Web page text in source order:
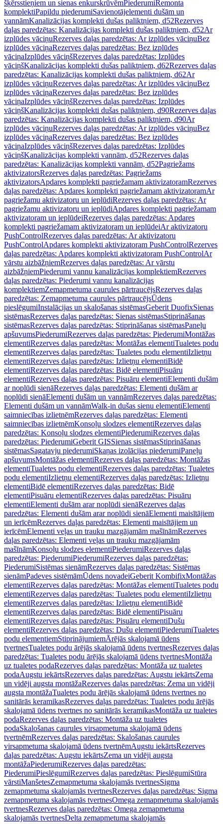
šķērsstieņiem un sienas enkurskrūvēmPiederumiRemonta
komplektiPapildu piederumiSavienotājelementi dušām un
vannāmKanalizācijas komplekti dušas paliktņiem, d52Rezerves
daļas paredzētas: Kanalizācijas komplekti dušas paliktņiem, d52Ar
izplūdes vāciņuRezerves daļas paredzētas: Ar izplūdes vāciņuBez
izplūdes vāciņaRezerves daļas paredzētas: Bez izplūdes
vāciņaIzplūdes vāciņšRezerves daļas paredzētas: Izplūdes
vāciņšKanalizācijas komplekti dušas paliktņiem, d62Rezerves daļas
paredzētas: Kanalizācijas komplekti dušas paliktņiem, d62Ar
izplūdes vāciņuRezerves daļas paredzētas: Ar izplūdes vāciņuBez
izplūdes vāciņaRezerves daļas paredzētas: Bez izplūdes
vāciņaIzplūdes vāciņšRezerves daļas paredzētas: Izplūdes
vāciņšKanalizācijas komplekti dušas paliktņiem, d90Rezerves daļas
paredzētas: Kanalizācijas komplekti dušas paliktņiem, d90Ar
izplūdes vāciņuRezerves daļas paredzētas: Ar izplūdes vāciņuBez
izplūdes vāciņaRezerves daļas paredzētas: Bez izplūdes
vāciņaIzplūdes vāciņšRezerves daļas paredzētas: Izplūdes
vāciņšKanalizācijas komplekti vannām, d52Rezerves daļas
paredzētas: Kanalizācijas komplekti vannām, d52Pagriežams
aktivizatorsRezerves daļas paredzētas: Pagriežams
aktivizatorsApdares komplekti pagriežamam aktivizatoramRezerves
daļas paredzētas: Apdares komplekti pagriežamam aktivizatoramAr
pagriežamu aktivizatoru un ieplūdiRezerves daļas paredzētas: Ar
pagriežamu aktivizatoru un ieplūdiApdares komplekti pagriežamam
aktivizatoram un ieplūdeiRezerves daļas paredzētas: Apdares
komplekti pagriežamam aktivizatoram un ieplūdeiAr aktivizatoru
PushControlRezerves daļas paredzētas: Ar aktivizatoru
PushControlApdares komplekti aktivizatoram PushControlRezerves
daļas paredzētas: Apdares komplekti aktivizatoram PushControlAr
vārstu aizbāžņiemRezerves daļas paredzētas: Ar vārstu
aizbāžņiemPiederumi vannu kanalizācijas komplektiemRezerves
daļas paredzētas: Piederumi vannu kanalizācijas
komplektiemZemapmetuma caurules pārtraucējsRezerves daļas
paredzētas: Zemapmetuma caurules pārtraucējsŪdens
pieslēgumiInstalācijas un skalošanas sistēmasGeberit DuofixSienas
sistēmasRezerves daļas paredzētas: Sienas sistēmasStiprināšanas
sistēmasRezerves daļas paredzētas: Stiprināšanas sistēmasPaneļu
apšuvumsPiederumiRezerves daļas paredzētas: PiederumiMontāžas
elementiRezerves daļas paredzētas: Montāžas elementiTualetes podu
elementiRezerves daļas paredzētas: Tualetes podu elementiIzlietņu
elementiRezerves daļas paredzētas: Izlietņu elementiBidē
elementiRezerves daļas paredzētas: Bidē elementiPisuāru
elementiRezerves daļas paredzētas: Pisuāru elementiElementi dušām
ar noplūdi sienāRezerves daļas paredzētas: Elementi dušām ar
noplūdi sienāElementi dušām un vannāmRezerves daļas paredzētas:
Elementi dušām un vannāmWalk-in dušas sienu elementiElementi
saimniecības izlietnēmRezerves daļas paredzētas: Elementi
saimniecības izlietnēmKonsoļu slodzes elementiRezerves daļas
paredzētas: Konsoļu slodzes elementiPiederumiRezerves daļas
paredzētas: PiederumiGeberit GISSienas sistēmasStiprināšanas
sistēmasSagatavju piederumiSkaņas izolācijas piederumiPaneļu
apšuvumsMontāžas elementiRezerves daļas paredzētas: Montāžas
elementiTualetes podu elementiRezerves daļas paredzētas: Tualetes
podu elementiIzlietņu elementiRezerves daļas paredzētas: Izlietņu
elementiBidē elementiRezerves daļas paredzētas: Bidē
elementiPisuāru elementiRezerves daļas paredzētas: Pisuāru
elementiElementi dušām arar noplūdi sienāRezerves daļas
paredzētas: Elementi dušām arar noplūdi sienāElementi maisītājiem
un ierīcēmRezerves daļas paredzētas: Elementi maisītājiem un
ierīcēmElementi veļas un trauku mazgājamām mašīnāmRezerves
daļas paredzētas: Elementi veļas un trauku mazgājamām
mašīnāmKonsoļu slodzes elementiPiederumiRezerves daļas
paredzētas: PiederumiPiederumiRezerves daļas paredzētas:
PiederumiSistēmas sienāmRezerves daļas paredzētas: Sistēmas
sienāmPadeves sistēmāmŪdens novadeiGeberit KombifixMontāžas
elementiRezerves daļas paredzētas: Montāžas elementiTualetes podu
elementiRezerves daļas paredzētas: Tualetes podu elementiIzlietņu
elementiRezerves daļas paredzētas: Izlietņu elementiBidē
elementiRezerves daļas paredzētas: Bidē elementiPisuāru
elementiRezerves daļas paredzētas: Pisuāru elementiDušu
elementiRezerves daļas paredzētas: Dušu elementiPiederumiTualetes
podu elementiemStiprinājumiemĀrējās skalojamā ūdens
tvertnesTualetes podu ārējās skalojamā ūdens tvertnesRezerves daļas
paredzētas: Tualetes podu ārējās skalojamā ūdens tvertnesMontāža
uz tualetes podaRezerves daļas paredzētas: Montāža uz tualetes
podaAugstu iekārtsRezerves daļas paredzētas: Augstu iekārtsZema
un vidēji augsta montāžaRezerves daļas paredzētas: Zema un vidēji
augsta montāžaTualetes podu ārējās skalojamā ūdens tvertnes no
sanitārās keramikasRezerves daļas paredzētas: Tualetes podu ārējās
skalojamā ūdens tvertnes no sanitārās keramikasMontāža uz tualetes
podaRezerves daļas paredzētas: Montāža uz tualetes
podaSkalošanas caurules virsapmetuma skalojamā ūdens
tvertnēmRezerves daļas paredzētas: Skalošanas caurules
virsapmetuma skalojamā ūdens tvertnēmAugstu iekārtsRezerves
daļas paredzētas: Augstu iekārtsZema un vidēji augsta
montāžaPiederumiRezerves daļas paredzētas:
PiederumiPieslēgumiRezerves daļas paredzētas: PieslēgumiStūra
vārstiManšetesZemapmetuma skalojamās tvertnesSigma
zemapmetuma skalojamās tvertnesRezerves daļas paredzētas: Sigma
zemapmetuma skalojamās tvertnesOmega zemapmetuma skalojamās
tvertnesRezerves daļas paredzētas: Omega zemapmetuma
skalojamās tvertnesDelta zemapmetuma skalojamās